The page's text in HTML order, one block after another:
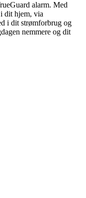
alarm. Med
dit hjem, via
i dit strømforbrug og
nemmere og dit